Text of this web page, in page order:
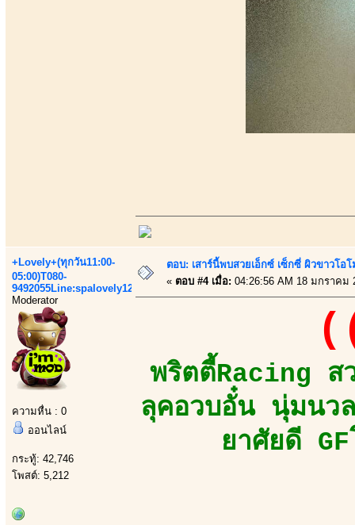
+Lovely+(ทุกวัน11:00-
05:00)T080-
9492055Line:spalovely123
Moderator
ความหื่น : 0
ออนไลน์
กระทู้: 42,746
โพสต์: 5,212
ตอบ: เสาร์นี้พบสวยเอ็กซ์ เซ็กซี่ ผิวขาวโ
« ตอบ #4 เมื่อ: 04:26:56 AM 18 มกราคม
พริตตี้Racing ส
ลุคอวบอั๋น นุ่มนว
ยาศัยดี